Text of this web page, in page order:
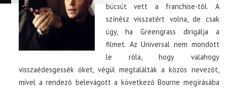
búcsút vett a franchise-tól. A
színész visszatért volna, de csak
úgy, ha Greengrass dirigálja a
filmet. Az Universal nem mondott
le róla, hogy valahogy
visszaédesgessék őket, végül megtalálták a közös nevezőt,
mivel a rendező belevágott a következő Bourne megírásába